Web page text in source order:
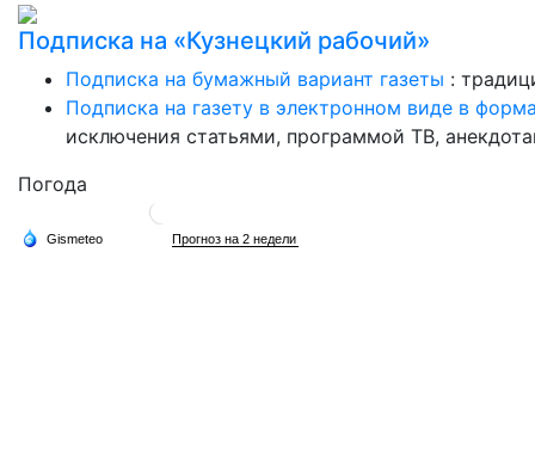
Подписка на «Кузнецкий рабочий»
Подписка на бумажный вариант газеты :
Подписка на газету в электронном виде в
исключения статьями, программой ТВ,
Погода